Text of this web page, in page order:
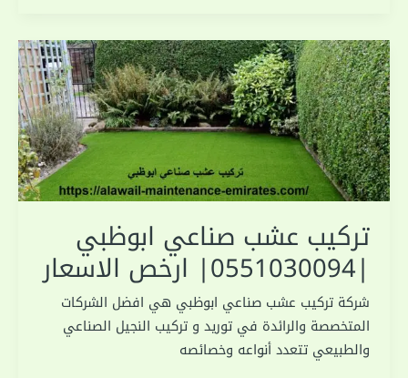
تركيب عشب صناعي ابوظبي
|0551030094| ارخص الاسعار
شركة تركيب عشب صناعي ابوظبي هي افضل الشركات
المتخصصة والرائدة في توريد و تركيب النجيل الصناعي
والطبيعي تتعدد أنواعه وخصائصه